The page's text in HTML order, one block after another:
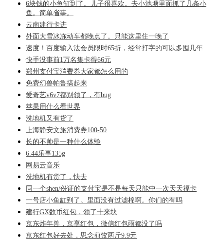
6块钱的小鱼缸到了。儿子很喜欢。去小池塘里面抓了几条小
鱼。简单省事。
云南建行卡进
外面大雪冰冻动车都晚点了。只能这里住一晚了
速度！百度输入法会员限时65折，经常打字的可以多囤几年
快手没事前1万名集卡得66元
郑州支付宝消费券大家都怎么用的
免费幻兽帕鲁搞起来
爱奇艺v6v7都别领了，有bug
苹果用什么看世界
洗地机又有货了
上海静安文旅消费券100-50
长的不帅是一种什么体验
6.44乐事135g
网易云音乐
洗地机有货了，快去
同一个shen/份证的支付宝是不是每天只能中一次天天福卡
一号店小鱼缸到了。里面没有过滤棉啊。你们的有吗
建行GX数币红包，领了十来块
京东炸年兽，京享红包，微信红包雨都没了吗
京东红包好去处，思念煎饺两斤9.9元